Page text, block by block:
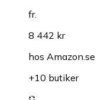
fr.
8 442 kr
hos Amazon.se
+10 butiker